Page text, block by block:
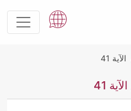
الآية 41
41